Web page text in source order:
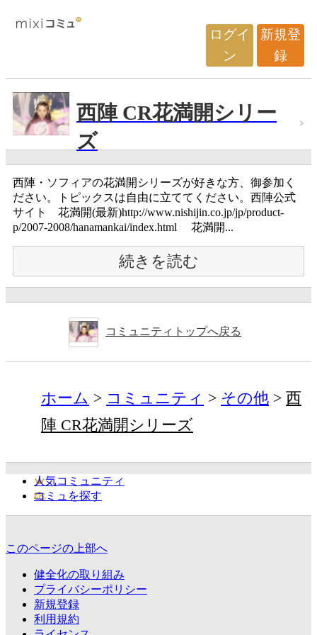
ログイ
ン
新規登
録
西陣 CR花満開シリー
ズ
西陣・ソフィアの花満開シリーズが好きな方、御参加く
ださい。トピックスは自由に立ててください。西陣公式
サイト 花満開(最新)http://www.nishijin.co.jp/jp/product-
p/2007-2008/hanamankai/index.html 花満開...
続きを読む
コミュニティトップへ戻る
ホーム コミュニティ その他
西
陣 CR花満開シリーズ
人気コミュニティ
コミュを探す
このページの上部へ
健全化の取り組み
プライバシーポリシー
新規登録
利用規約